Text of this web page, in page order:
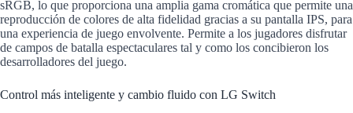
sRGB, lo que proporciona una amplia gama cromática que permite una
reproducción de colores de alta fidelidad gracias a su pantalla IPS, para
una experiencia de juego envolvente. Permite a los jugadores disfrutar
de campos de batalla espectaculares tal y como los concibieron los
desarrolladores del juego.
Control más inteligente y cambio fluido con LG Switch